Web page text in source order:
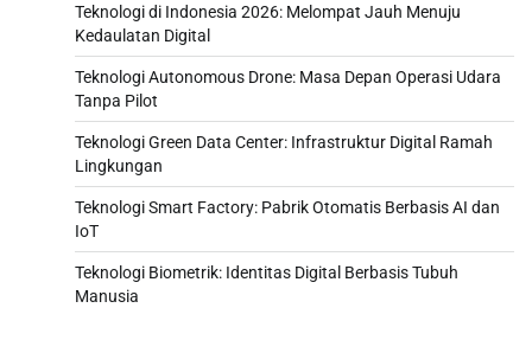
Teknologi di Indonesia 2026: Melompat Jauh Menuju
Kedaulatan Digital
Teknologi Autonomous Drone: Masa Depan Operasi Udara
Tanpa Pilot
Teknologi Green Data Center: Infrastruktur Digital Ramah
Lingkungan
Teknologi Smart Factory: Pabrik Otomatis Berbasis AI dan
IoT
Teknologi Biometrik: Identitas Digital Berbasis Tubuh
Manusia